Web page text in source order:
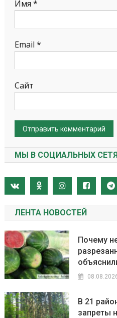
Имя *
Email *
Сайт
МЫ В СОЦИАЛЬНЫХ
ЛЕНТА НОВОСТЕЙ
Почему
В 21
запреты